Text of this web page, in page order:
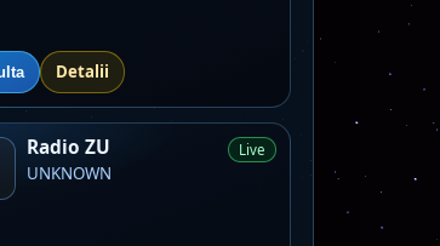
Detalii
Radio ZU
UNKNOWN
Live